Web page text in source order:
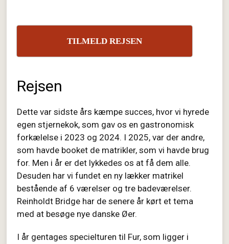
TILMELD REJSEN
Rejsen
Dette var sidste års kæmpe succes, hvor vi hyrede
egen stjernekok, som gav os en gastronomisk
forkælelse i 2023 og 2024. I 2025, var der andre,
som havde booket de matrikler, som vi havde brug
for. Men i år er det lykkedes os at få dem alle.
Desuden har vi fundet en ny lækker matrikel
bestående af 6 værelser og tre badeværelser.
Reinholdt Bridge har de senere år kørt et tema
med at besøge nye danske Øer.
I år gentages specielturen til Fur, som ligger i